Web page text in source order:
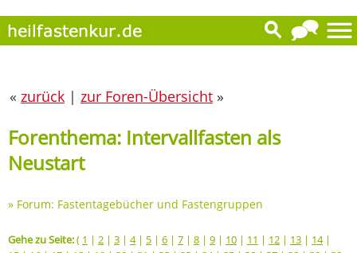
« zurück | zur Foren-Übersicht »
Forenthema: Intervallfasten als
Neustart
» Forum: Fastentagebücher und Fastengruppen
Gehe zu Seite:( 1 | 2 | 3 | 4| 5 | 6 | 7 | 8 | 9 | 10 | 11 | 12 | 13 | 14|